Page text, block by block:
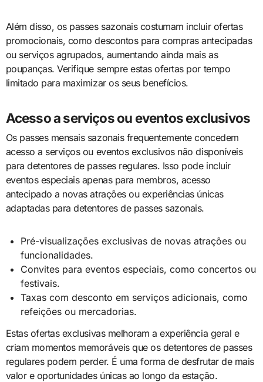
Além disso, os passes sazonais costumam incluir ofertas
promocionais, como descontos para compras antecipadas
ou serviços agrupados, aumentando ainda mais as
poupanças. Verifique sempre estas ofertas por tempo
limitado para maximizar os seus benefícios.
Acesso a serviços ou eventos exclusivos
Os passes mensais sazonais frequentemente concedem
acesso a serviços ou eventos exclusivos não disponíveis
para detentores de passes regulares. Isso pode incluir
eventos especiais apenas para membros, acesso
antecipado a novas atrações ou experiências únicas
adaptadas para detentores de passes sazonais.
Pré-visualizações exclusivas de novas atrações ou
funcionalidades.
Convites para eventos especiais, como concertos ou
festivais.
Taxas com desconto em serviços adicionais, como
refeições ou mercadorias.
Estas ofertas exclusivas melhoram a experiência geral e
criam momentos memoráveis que os detentores de passes
regulares podem perder. É uma forma de desfrutar de mais
valor e oportunidades únicas ao longo da estação.